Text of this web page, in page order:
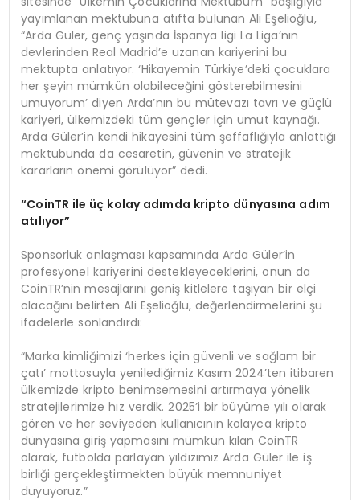
yayımlanan mektubuna atıfta bulunan Ali Eşelioğlu,
“Arda Güler, genç yaşında İspanya ligi La Liga’nın
devlerinden Real Madrid’e uzanan kariyerini bu
mektupta anlatıyor. ‘Hikayemin Türkiye’deki çocuklara
her şeyin mümkün olabileceğini gösterebilmesini
umuyorum’ diyen Arda’nın bu mütevazı tavrı ve güçlü
kariyeri, ülkemizdeki tüm gençler için umut kaynağı.
Arda Güler’in kendi hikayesini tüm şeffaflığıyla anlattığı
mektubunda da cesaretin, güvenin ve stratejik
kararların önemi görülüyor” dedi.
“CoinTR ile üç kolay adımda kripto dünyasına adım
atılıyor”
Sponsorluk anlaşması kapsamında Arda Güler’in
profesyonel kariyerini destekleyeceklerini, onun da
CoinTR’nin mesajlarını geniş kitlelere taşıyan bir elçi
olacağını belirten Ali Eşelioğlu, değerlendirmelerini şu
ifadelerle sonlandırdı:
“Marka kimliğimizi ‘herkes için güvenli ve sağlam bir
çatı’ mottosuyla yenilediğimiz Kasım 2024’ten itibaren
ülkemizde kripto benimsemesini artırmaya yönelik
stratejilerimize hız verdik. 2025’i bir büyüme yılı olarak
gören ve her seviyeden kullanıcının kolayca kripto
dünyasına giriş yapmasını mümkün kılan CoinTR
olarak, futbolda parlayan yıldızımız Arda Güler ile iş
birliği gerçekleştirmekten büyük memnuniyet
duyuyoruz.”